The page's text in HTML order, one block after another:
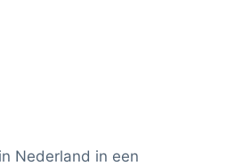
Nederland in een